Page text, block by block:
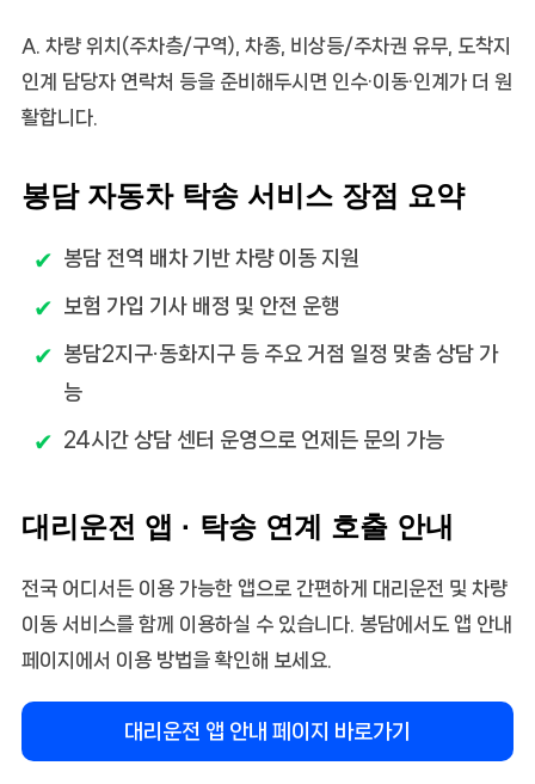
A. 차량 위치(주차층/구역), 차종, 비상등/주차권 유무, 도착지
인계 담당자 연락처 등을 준비해두시면 인수·이동·인계가 더 원
활합니다.
봉담 자동차 탁송 서비스 장점 요약
봉담 전역 배차 기반 차량 이동 지원
보험 가입 기사 배정 및 안전 운행
봉담2지구·동화지구 등 주요 거점 일정 맞춤 상담 가
능
24시간 상담 센터 운영으로 언제든 문의 가능
대리운전 앱 · 탁송 연계 호출 안내
전국 어디서든 이용 가능한 앱으로 간편하게 대리운전 및 차량
이동 서비스를 함께 이용하실 수 있습니다. 봉담에서도 앱 안내
페이지에서 이용 방법을 확인해 보세요.
대리운전 앱 안내 페이지 바로가기